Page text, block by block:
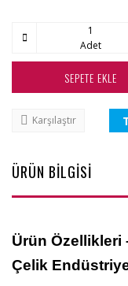
Adet
SEPETE EKLE
Karşılaştır
ÜRÜN BİLGİSİ
Ürün Özellikleri
Çelik